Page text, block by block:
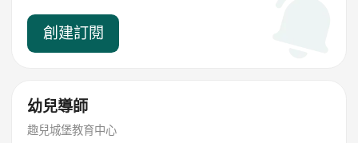
創建訂閱
幼兒導師
趣兒城堡教育中心